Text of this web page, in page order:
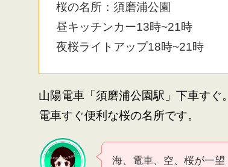
桜の名所：須磨浦公園
昼キッチンカー13時~21時
夜桜ライトアップ18時~21時
山陽電車「須磨浦公園駅」下車すぐ。
電車すぐ便利な桜の名所です。
海、電車、空、桜が一望